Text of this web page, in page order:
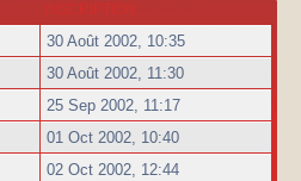
INSCRIPTION
30 Août 2002, 10:35
30 Août 2002, 11:30
25 Sep 2002, 11:17
01 Oct 2002, 10:40
02 Oct 2002, 12:44